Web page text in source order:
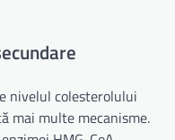
nivelul colesterolului
mai multe mecanisme.